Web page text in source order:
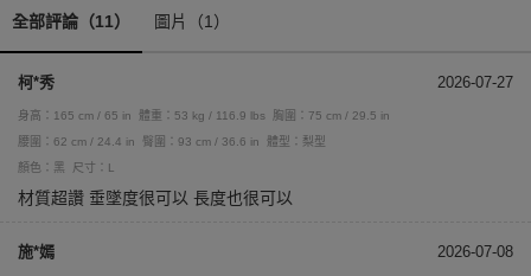
全部評論（11） 圖片（1）
柯*秀 2026-07-27
身高：165 cm / 65 in 體重：53 kg / 116.9 lbs
胸圍：75 cm / 29.5 in
腰圍：62 cm / 24.4 in
臀圍：93 cm / 36.6 in
體型：梨型
顏色：黑
尺寸：L
材質超讚 垂墜度很可以 長度也很可以
施*嫣 2026-07-08